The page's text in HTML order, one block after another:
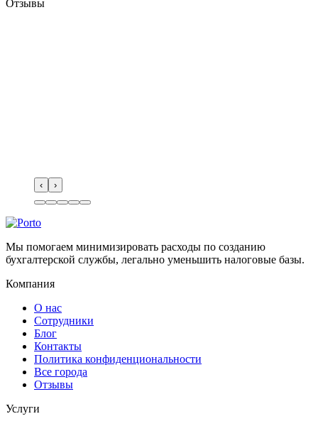
Отзывы
‹ ›
Мы помогаем минимизировать расходы по созданию
бухгалтерской службы, легально уменьшить налоговые базы.
Компания
О нас
Сотрудники
Блог
Контакты
Политика конфиденциональности
Все города
Отзывы
Услуги